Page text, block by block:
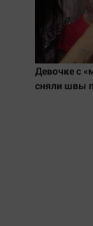
Девочке с
сняли швы